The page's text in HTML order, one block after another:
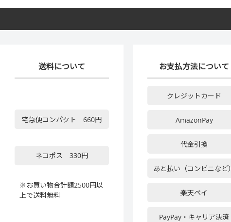
送料について
宅急便コンパクト 660円
ネコポス 330円
※お買い物合計額2500円以
上で送料無料
お支払方法について
クレジットカード
AmazonPay
代金引換
あと払い（コンビニなど）
楽天ペイ
PayPay・キャリア決済